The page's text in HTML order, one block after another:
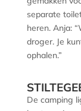
separate
heren. Anja:
droger. Je
ophalen.”
De camping